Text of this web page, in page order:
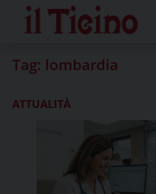
content
Tag: lombardia
ATTUALITÀ